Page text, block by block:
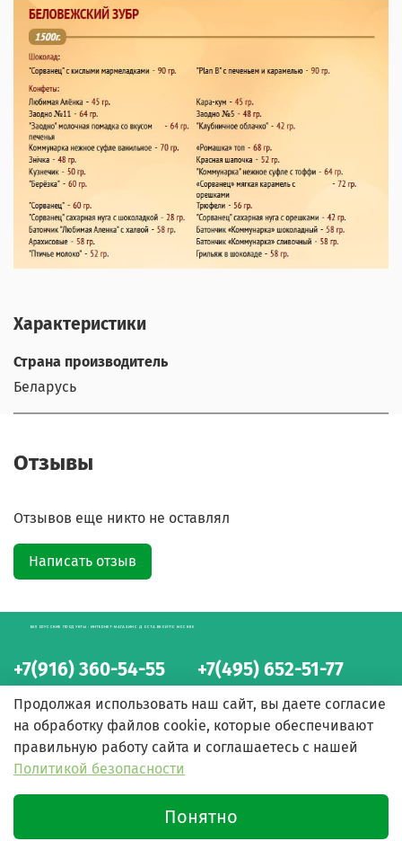
Характеристики
Страна производитель
Беларусь
Отзывы
Отзывов еще никто не оставлял
Написать отзыв
+7(916) 360-54-55 +7(495) 652-51-77
БЕЛОРУССКИЕ ПРОДУКТЫ - ИНТЕРНЕТ-МАГАЗИН С ДОСТАВКОЙ ПО МОСКВЕ
Продолжая использовать наш сайт, вы даете согласие
на обработку файлов cookie, которые обеспечивают
правильную работу сайта и соглашаетесь с нашей
Политикой безопасности
Понятно